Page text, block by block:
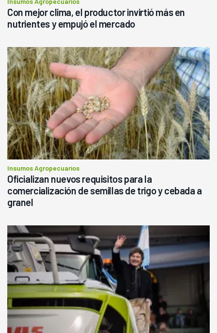
Con mejor clima, el productor invirtió más en
nutrientes y empujó el mercado
Insumos Agropecuarios
Oficializan nuevos requisitos para la
comercialización de semillas de trigo y cebada a
granel